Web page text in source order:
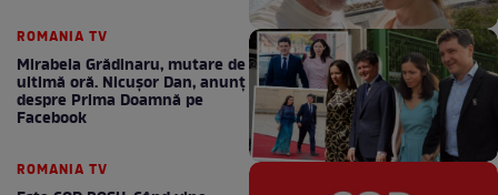
ROMANIA TV
Mirabela Grădinaru, mutare de
ultimă oră. Nicuşor Dan, anunţ
despre Prima Doamnă pe
Facebook
ROMANIA TV